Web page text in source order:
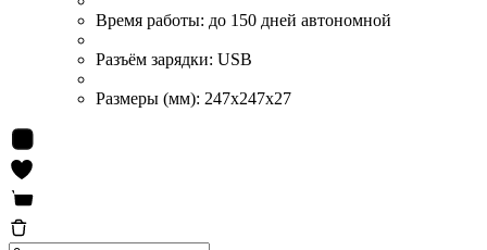
Время работы: до 150 дней автономной
Разъём зарядки: USB
Размеры (мм): 247x247x27